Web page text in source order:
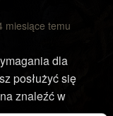
temu
dla
posłużyć się
znaleźć w